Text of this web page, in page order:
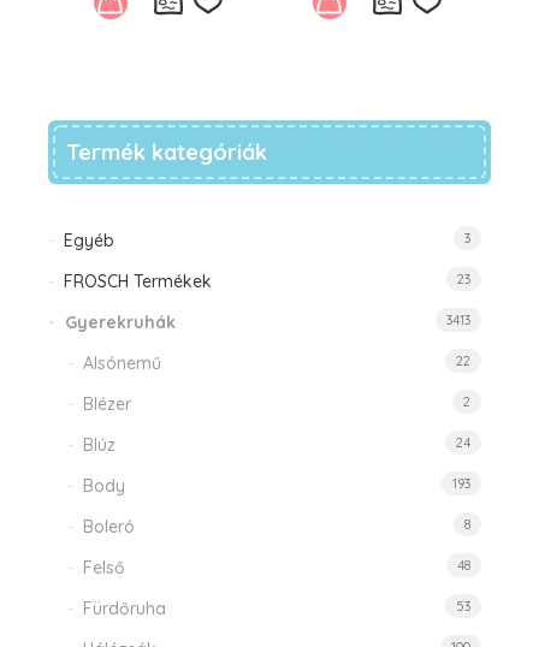
Termék kategóriák
Egyéb 3
FROSCH Termékek 23
Gyerekruhák 3413
Alsónemű 22
Blézer 2
Blúz 24
Body 193
Boleró 8
Felső 48
Fürdőruha 53